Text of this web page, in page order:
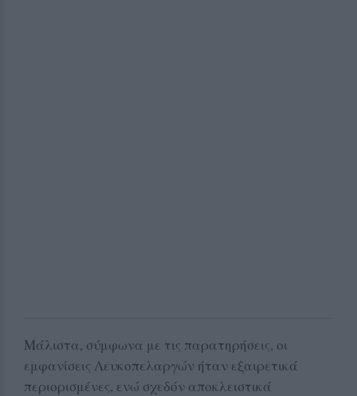
Μάλιστα, σύμφωνα με τις παρατηρήσεις, οι
εμφανίσεις Λευκοπελαργών ήταν εξαιρετικά
περιορισμένες, ενώ σχεδόν αποκλειστικά